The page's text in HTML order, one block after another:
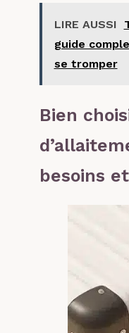
LIRE AUSSI
guide
se tromper
Bien
besoins